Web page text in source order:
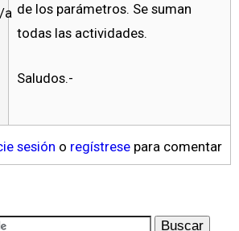
a de los parámetros. Se suman
todas las actividades.
Saludos.-
sesión o regístrese para comentar